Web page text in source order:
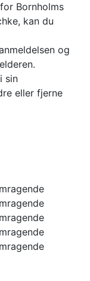
Bornholms
kan du
og
sin
eller fjerne